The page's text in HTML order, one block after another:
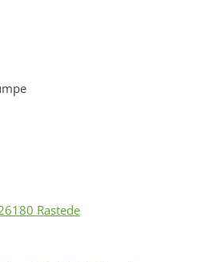
Rastede